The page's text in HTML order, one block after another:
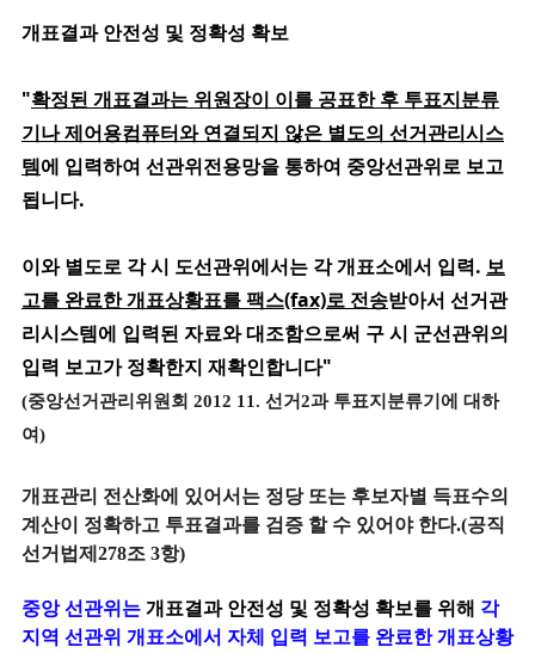
개표결과 안전성 및 정확성 확보
"확정된 개표결과는 위원장이 이를 공표한 후 투표지분류
기나 제어용컴퓨터와 연결되지 않은 별도의 선거관리시스
템에 입력하여 선관위전용망을 통하여 중앙선관위로 보고
됩니다.
이와 별도로 각 시 도선관위에서는 각 개표소에서 입력. 보
고를 완료한 개표상황표를 팩스(fax)로 전송받아서 선거관
리시스템에 입력된 자료와 대조함으로써 구 시 군선관위의
입력 보고가 정확한지 재확인합니다"
(중앙선거관리위원회 2012 11. 선거2과 투표지분류기에 대하
여)
개표관리 전산화에 있어서는 정당 또는 후보자별 득표수의
계산이 정확하고 투표결과를 검증 할 수 있어야 한다.(공직
선거법제278조 3항)
중앙 선관위는 개표결과 안전성 및 정확성 확보를 위해 각
지역 선관위 개표소에서 자체 입력 보고를 완료한 개표상황